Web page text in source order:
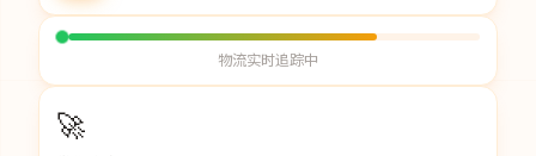
物流实时追踪中
🚀